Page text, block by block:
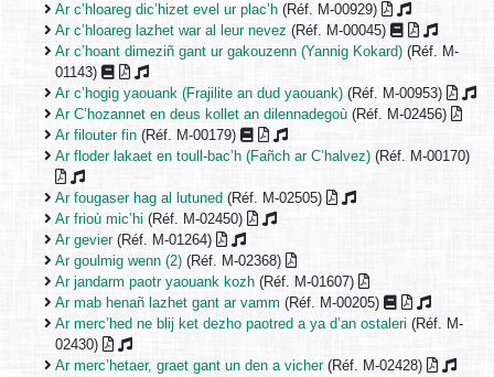
Ar c’hloareg dic’hizet evel ur plac’h (Réf. M-00929)
Ar c’hloareg lazhet war al leur nevez (Réf. M-00045)
Ar c’hoant dimeziñ gant ur gakouzenn (Yannig Kokard) (Réf. M-
01143)
Ar c’hogig yaouank (Frajilite an dud yaouank) (Réf. M-00953)
Ar C’hozannet en deus kollet an dilennadegoù (Réf. M-02456)
Ar filouter fin (Réf. M-00179)
Ar floder lakaet en toull-bac’h (Fañch ar C’halvez) (Réf. M-00170)
Ar fougaser hag al lutuned (Réf. M-02505)
Ar frioù mic’hi (Réf. M-02450)
Ar gevier (Réf. M-01264)
Ar goulmig wenn (2) (Réf. M-02368)
Ar jandarm paotr yaouank kozh (Réf. M-01607)
Ar mab henañ lazhet gant ar vamm (Réf. M-00205)
Ar merc’hed ne blij ket dezho paotred a ya d’an ostaleri (Réf. M-
02430)
Ar merc’hetaer, graet gant un den a vicher(Réf. M-02428)